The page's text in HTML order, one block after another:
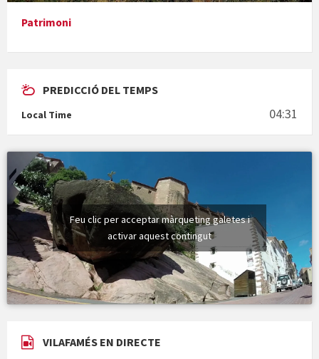
En Bum
Vermuts a la Font. Hit parit
Patrimoni
PREDICCIÓ DEL TEMPS
Local Time 04:31
Feu clic per acceptar màrqueting galetes i
activar aquest contingut
VILAFAMÉS EN DIRECTE